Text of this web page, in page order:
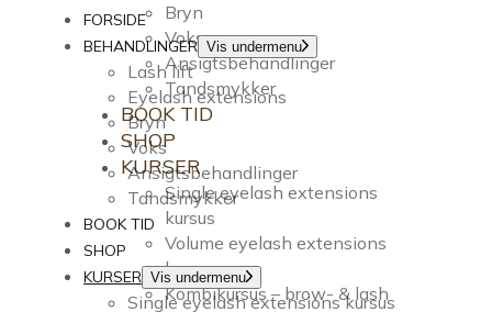
Bryn
Voks
Ansigtsbehandlinger
Tandsmykker
BOOK TID
SHOP
KURSER
Single eyelash extensions
kursus
Volume eyelash extensions
kursus
Kombikursus – brow- & lash
FORSIDE
BEHANDLINGER Vis undermenu
Lash lift
Eyelash extensions
Bryn
Voks
Ansigtsbehandlinger
Tandsmykker
BOOK TID
SHOP
KURSER Vis undermenu
Single eyelash extensions kursus